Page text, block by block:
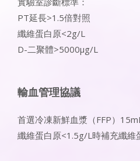
PT延長>1.5倍對照
纖維蛋白原<2g/L
D-二聚體>5000μg/L
輸血管理協議
首選冷凍新鮮血漿（FFP）
纖維蛋白原<1.5g/L時補充纖維